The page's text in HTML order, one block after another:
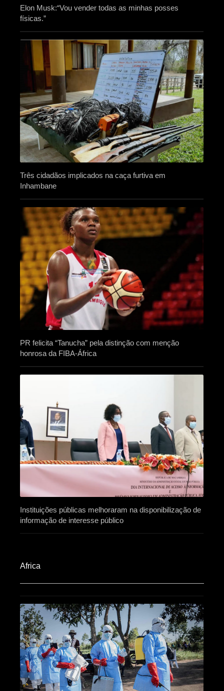
Elon Musk:“Vou vender todas as minhas posses
físicas.”
Três cidadãos implicados na caça furtiva em
Inhambane
PR felicita “Tanucha” pela distinção com menção
honrosa da FIBA-África
Instituições públicas melhoraram na disponibilização de
informação de interesse público
Africa​